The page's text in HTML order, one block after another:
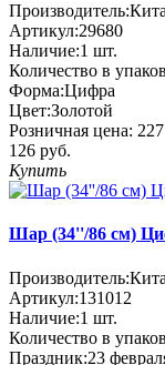
Производитель:
Артикул:29680
Наличие:1 шт.
Количество в
Форма:Цифра
Цвет:Золотой
Розничная цена:
126 руб.
Купить
Шар (34''/86 см)
Производитель:
Артикул:131012
Наличие:1 шт.
Количество в
Праздник:23